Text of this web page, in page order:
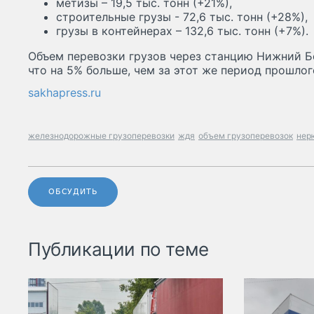
метизы – 19,5 тыс. тонн (+21%),
строительные грузы - 72,6 тыс. тонн (+28%),
грузы в контейнерах – 132,6 тыс. тонн (+7%).
Объем перевозки грузов через станцию Нижний
что на 5% больше, чем за этот же период
sakhapress.ru
железнодорожные грузоперевозки ждя объем грузоперевозок
ОБСУДИТЬ
Публикации по теме